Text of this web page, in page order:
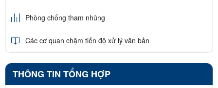
Phòng chống tham nhũng
Các cơ quan chậm tiến độ xử lý văn bản
THÔNG TIN TỔNG HỢP